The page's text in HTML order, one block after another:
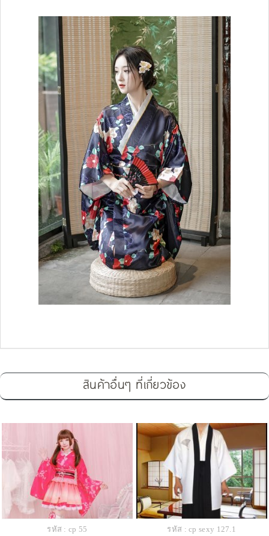
สินค้าอื่นๆ ที่เกี่ยวข้อง
รหัส : cp 55 รหัส : cp sexy 127.1